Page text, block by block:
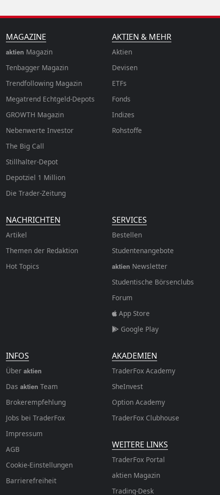
MAGAZINE
aktien Magazin
Tenbagger Magazin
Trendfollowing Magazin
Megatrend Echtgeld-Depots
GROWTH Magazin
Nebenwerte Investor
The Big Call
Stillhalter-Depot
Depotziel 1 Million
Die Trader-Zeitung
AKTIEN & MEHR
Aktien
Devisen
ETFs
Fonds
Indizes
Rohstoffe
NACHRICHTEN
Artikel
Themen der Redaktion
Hot Topics
SERVICES
Bestellen
Studentenangebote
aktien Newsletter
Studentische Börsenclubs
Forum
App Store
Google Play
INFOS
Über aktien
Das aktien Team
Brokerempfehlung
Jobs bei TraderFox
Impressum
AGB
Cookie-Einstellungen
Barrierefreiheit
AKADEMIEN
TraderFox Academy
SheInvest
Option Academy
TraderFox Clubhouse
WEITERE LINKS
TraderFox Portal
aktien Magazin
Trading-Desk